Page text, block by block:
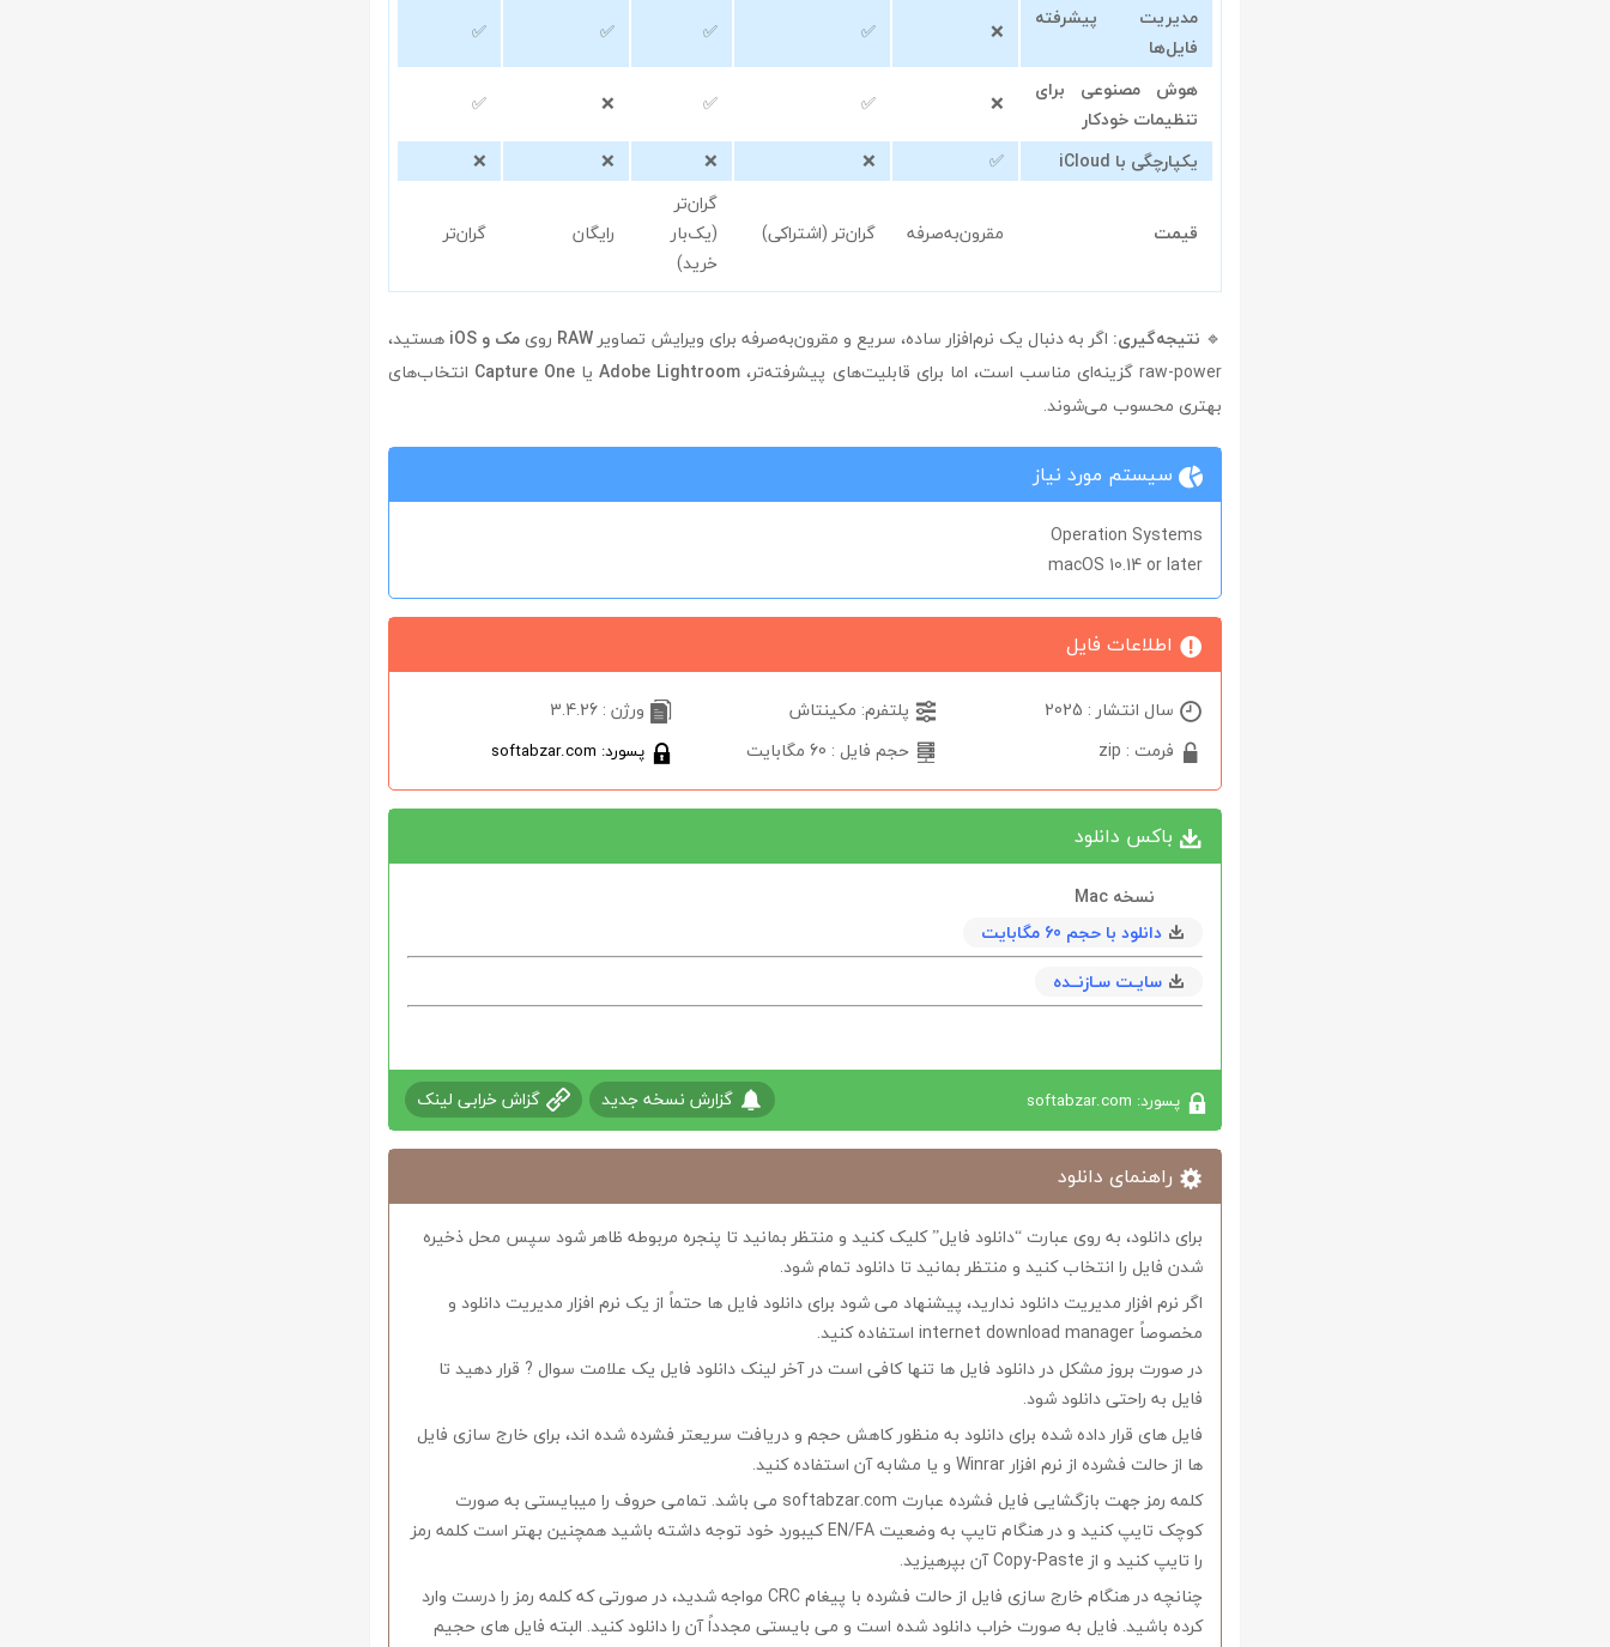
مدیریت پیشرفته
فایل‌ها
❌
✅
✅
✅
✅
هوش مصنوعی برای
تنظیمات خودکار
❌
✅
✅
❌
✅
یکپارچگی با iCloud
✅
❌
❌
❌
❌
قیمت مقرون‌به‌صرفه گران‌تر (اشتراکی)
گران‌تر
(یک‌بار
خرید)
رایگان گران‌تر
🔹 نتیجه‌گیری: اگر به دنبال یک نرم‌افزار ساده، سریع و مقرون‌به‌صرفه برای ویرایش تصاویر RAW روی مک و iOS
هستید،
raw-power گزینه‌ای مناسب است، اما برای قابلیت‌های پیشرفته‌تر،
Adobe Lightroomیا Capture One انتخاب‌های
بهتری محسوب می‌شوند.
سیستم مورد نیاز
Operation Systems
macOS 10.14 or later
اطلاعات فایل
سال انتشار : 2025 پلتفرم: مکینتاش
ورژن : 3.4.26
فرمت : zip
حجم فایل : 60 مگابایت پسورد: softabzar.com
باکس دانلود
نسخه Mac
دانلود با حجم 60 مگابايت
سایـت سـازنــده
پسورد: softabzar.com گزارش نسخه جدید گزاش خرابی لینک
راهنمای دانلود
برای دانلود، به روی عبارت “دانلود فایل” کلیک کنید و منتظر بمانید تا پنجره مربوطه ظاهر شود سپس محل ذخیره
شدن فایل را انتخاب کنید و منتظر بمانید تا دانلود تمام شود.
اگر نرم افزار مدیریت دانلود ندارید، پیشنهاد می شود برای دانلود فایل ها حتماً از یک نرم افزار مدیریت دانلود و
مخصوصاً internet download manager استفاده کنید.
در صورت بروز مشکل در دانلود فایل ها تنها کافی است در آخر لینک دانلود فایل یک علامت سوال ? قرار دهید تا
فایل به راحتی دانلود شود.
فایل های قرار داده شده برای دانلود به منظور کاهش حجم و دریافت سریعتر فشرده شده اند، برای خارج سازی فایل
ها از حالت فشرده از نرم افزار Winrar و یا مشابه آن استفاده کنید.
کلمه رمز جهت بازگشایی فایل فشرده عبارت softabzar.com می باشد. تمامی حروف را میبایستی به صورت
کوچک تایپ کنید و در هنگام تایپ به وضعیت EN/FA کیبورد خود توجه داشته باشید همچنین بهتر است کلمه رمز
را تایپ کنید و از Copy-Paste آن بپرهیزید.
چنانچه در هنگام خارج سازی فایل از حالت فشرده با پیغام CRC مواجه شدید، در صورتی که کلمه رمز را درست وارد
کرده باشید. فایل به صورت خراب دانلود شده است و می بایستی مجدداً آن را دانلود کنید. البته فایل های حجیم